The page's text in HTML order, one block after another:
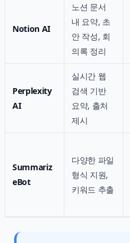
Notion AI
노션 문서
내 요약, 초
안 작성, 회
의록 정리
Perplexity
AI
실시간 웹
검색 기반
요약, 출처
제시
Summariz
eBot
다양한 파일
형식 지원,
키워드 추출